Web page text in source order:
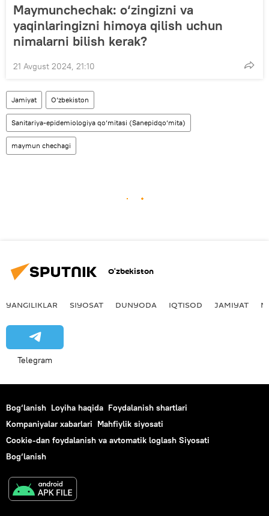
Maymunchechak: o‘zingizni va
yaqinlaringizni himoya qilish uchun
nimalarni bilish kerak?
21 Avgust 2024, 21:10
Jamiyat O‘zbekiston
Sanitariya-epidemiologiya qo‘mitasi (Sanepidqo‘mita)
maymun chechagi
O‘zbekiston
YANGILIKLAR SIYOSAT DUNYODA IQTISOD JAMIYAT
Telegram
Bog‘lanish Loyiha haqida Foydalanish shartlari
Kompaniyalar xabarlari Mahfiylik siyosati
Cookie-dan foydalanish va avtomatik loglash Siyosati
Bog‘lanish